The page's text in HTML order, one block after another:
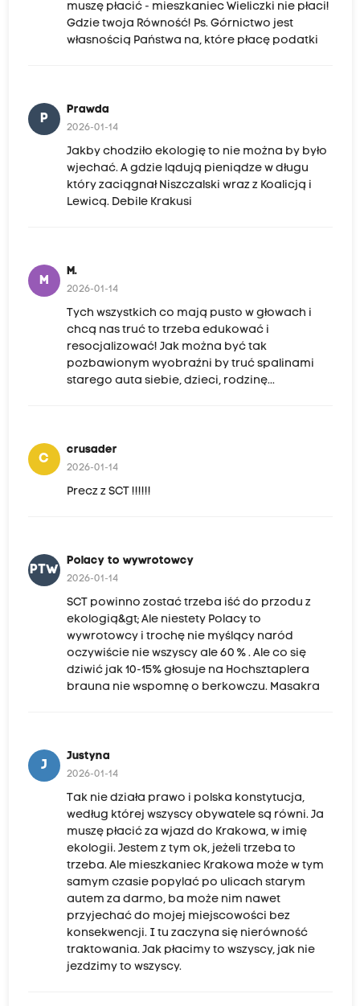
muszę płacić - mieszkaniec Wieliczki nie płaci!
Gdzie twoja Równość! Ps. Górnictwo jest
własnością Państwa na, które płacę podatki
P
Prawda
2026-01-14
Jakby chodziło ekologię to nie można by było
wjechać. A gdzie lądują pieniądze w długu
który zaciągnał Niszczalski wraz z Koalicją i
Lewicą. Debile Krakusi
M
M.
2026-01-14
Tych wszystkich co mają pusto w głowach i
chcą nas truć to trzeba edukować i
resocjalizować! Jak można być tak
pozbawionym wyobraźni by truć spalinami
starego auta siebie, dzieci, rodzinę...
C
crusader
2026-01-14
Precz z SCT !!!!!!
PTW
Polacy to wywrotowcy
2026-01-14
SCT powinno zostać trzeba iść do przodu z
ekologią&gt; Ale niestety Polacy to
wywrotowcy i trochę nie myślący naród
oczywiście nie wszyscy ale 60 % . Ale co się
dziwić jak 10-15% głosuje na Hochsztaplera
brauna nie wspomnę o berkowczu. Masakra
J
Justyna
2026-01-14
Tak nie działa prawo i polska konstytucja,
według której wszyscy obywatele są równi. Ja
muszę płacić za wjazd do Krakowa, w imię
ekologii. Jestem z tym ok, jeżeli trzeba to
trzeba. Ale mieszkaniec Krakowa może w tym
samym czasie popylać po ulicach starym
autem za darmo, ba może nim nawet
przyjechać do mojej miejscowości bez
konsekwencji. I tu zaczyna się nierówność
traktowania. Jak płacimy to wszyscy, jak nie
jezdzimy to wszyscy.